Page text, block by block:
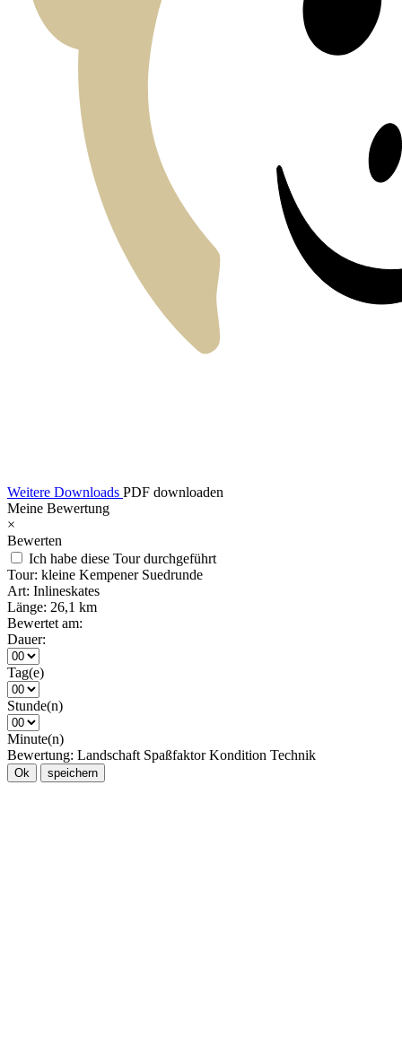
Weitere Downloads PDF downloaden
Meine Bewertung
×
Bewerten
Ich habe diese Tour durchgeführt
Tour: kleine Kempener Suedrunde
Art: Inlineskates
Länge: 26,1 km
Bewertet am:
Dauer:
Tag(e)
Stunde(n)
Minute(n)
Bewertung: Landschaft Spaßfaktor Kondition Technik
Ok speichern